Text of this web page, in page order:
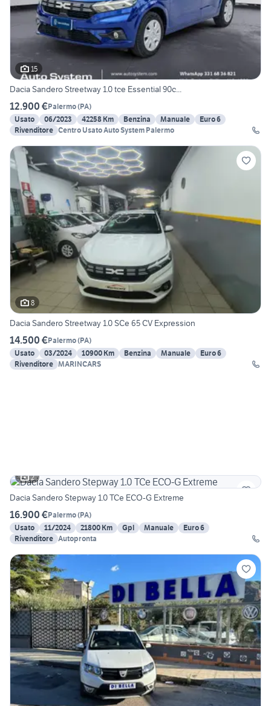
15
Dacia Sandero Streetway 1.0 tce Essential 90c...
12.900 €Palermo(PA)
Usato
06/2023 42258 Km Benzina Manuale
Euro 6
Rivenditore Centro Usato Auto System Palermo
8
Dacia Sandero Streetway 1.0 SCe 65 CV Expression
14.500 €Palermo(PA)
Usato
03/2024 10900 Km Benzina Manuale
Euro 6
Rivenditore MARINCARS
2
Dacia Sandero Stepway 1.0 TCe ECO-G Extreme
16.900 €Palermo(PA)
Usato
11/2024 21800 Km Gpl Manuale
Euro 6
Rivenditore Autopronta